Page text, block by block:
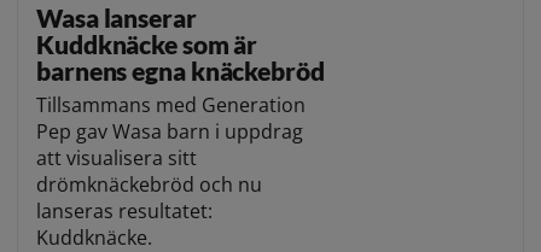
Wasa lanserar
Kuddknäcke som är
barnens egna knäckebröd
Tillsammans med Generation
Pep gav Wasa barn i uppdrag
att visualisera sitt
drömknäckebröd och nu
lanseras resultatet:
Kuddknäcke.